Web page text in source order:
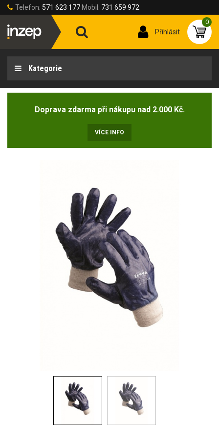
Telefon: 571 623 177 Mobil: 731 659 972
Přihlásit
0
Kategorie
Doprava zdarma při nákupu nad 2.000 Kč.
VÍCE INFO